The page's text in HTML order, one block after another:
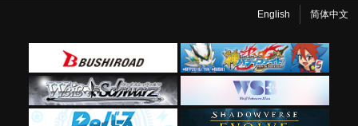
English 简体中文